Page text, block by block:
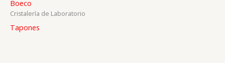
Boeco
Cristalería de Laboratorio
Tapones